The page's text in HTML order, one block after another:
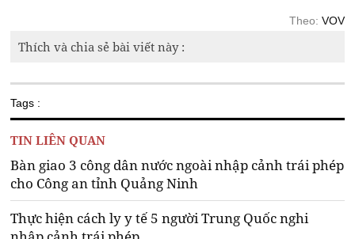
Theo: VOV
Thích và chia sẻ bài viết này :
Tags :
TIN LIÊN QUAN
Bàn giao 3 công dân nước ngoài nhập cảnh trái phép
cho Công an tỉnh Quảng Ninh
Thực hiện cách ly y tế 5 người Trung Quốc nghi